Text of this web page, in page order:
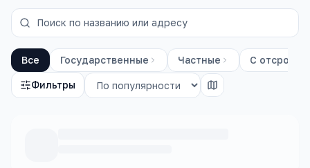
Все Государственные Частные С
Фильтры